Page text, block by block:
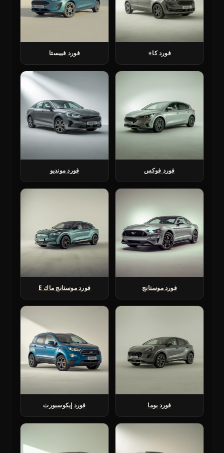
فورد كا+ فورد فييستا
فورد فوكس فورد مونديو
فورد موستانج فورد موستانج ماك E
فورد بوما فورد إيكوسبورت